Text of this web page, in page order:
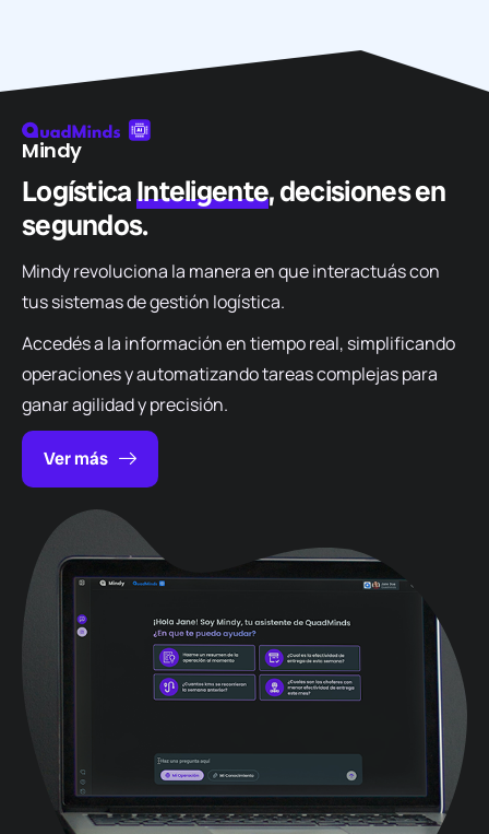
Mindy
LogísticaInteligente, decisiones en
segundos.
Mindy revoluciona la manera en que interactuáscon
tus sistemas de gestión logística.
Accedés a la información en tiempo real, simplificando
operaciones yautomatizandotareascomplejas para
ganar agilidady precisión.
Ver más